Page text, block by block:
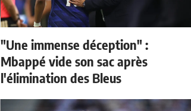
"Une immense déception" :
Mbappé vide son sac après
l'élimination des Bleus